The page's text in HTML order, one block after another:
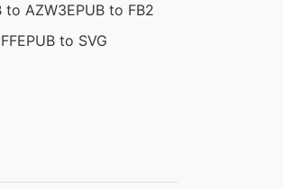
to AZW3EPUB to FB2
EPUB to SVG